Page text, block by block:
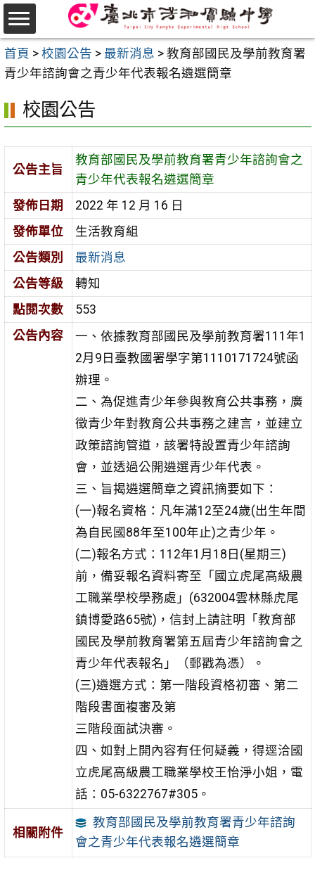
跳
至
主
要
區
首頁 > 校園公告 > 最新消息 > 教育部國民及學前教育署
青少年諮詢會之青少年代表報名遴選簡章
校園公告
公告主旨
教育部國民及學前教育署青少年諮詢會之
青少年代表報名遴選簡章
發佈日期
2022 年 12 月 16 日
發佈單位
生活教育組
公告類別
最新消息
公告等級
轉知
點閱次數
553
公告內容
一、依據教育部國民及學前教育署111年1
2月9日臺教國署學字第1110171724號函
辦理。
二、為促進青少年參與教育公共事務，廣
徵青少年對教育公共事務之建言，並建立
政策諮詢管道，該署特設置青少年諮詢
會，並透過公開遴選青少年代表。
三、旨揭遴選簡章之資訊摘要如下：
(一)報名資格：凡年滿12至24歲(出生年間
為自民國88年至100年止)之青少年。
(二)報名方式：112年1月18日(星期三)
前，備妥報名資料寄至「國立虎尾高級農
工職業學校學務處」(632004雲林縣虎尾
鎮博愛路65號)，信封上請註明「教育部
國民及學前教育署第五屆青少年諮詢會之
青少年代表報名」（郵戳為憑）。
(三)遴選方式：第一階段資格初審、第二
階段書面複審及第
三階段面試決審。
四、如對上開內容有任何疑義，得逕洽國
立虎尾高級農工職業學校王怡淨小姐，電
話：05-6322767#305。
相關附件
教育部國民及學前教育署青少年諮詢
會之青少年代表報名遴選簡章
選
單